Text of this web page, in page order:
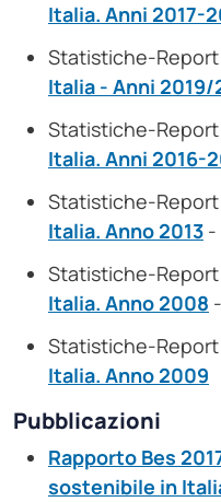
Italia. Anni 2017-
Statistiche-
Italia - Anni 2019/
Statistiche-
Italia. Anni 2016-
Statistiche-
Italia. Anno 2013 -
Statistiche-
Italia. Anno 2008
Statistiche-
Italia. Anno 2009
Pubblicazioni
Rapporto Bes
sostenibile in